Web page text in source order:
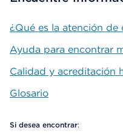
¿Qué es la atención de
Ayuda para encontrar
Calidad y acreditación
Glosario
Si desea encontrar: